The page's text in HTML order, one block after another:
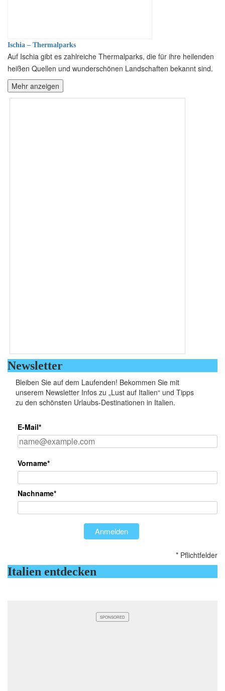
Ischia – Thermalparks
Auf Ischia gibt es zahlreiche Thermalparks, die für ihre heilenden
heißen Quellen und wunderschönen Landschaften bekannt sind.
Mehr anzeigen
Newsletter
Bleiben Sie auf dem Laufenden! Bekommen Sie mit
unserem Newsletter Infos zu „Lust auf Italien“ und Tipps
zu den schönsten Urlaubs-Destinationen in Italien.
E-Mail*
Vorname*
Nachname*
Anmelden
* Pflichtfelder
Italien entdecken
SPONSORED